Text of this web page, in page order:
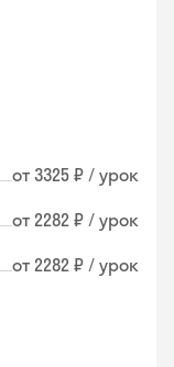
от 3325 ₽ / урок
от 2282 ₽ / урок
от 2282 ₽ / урок